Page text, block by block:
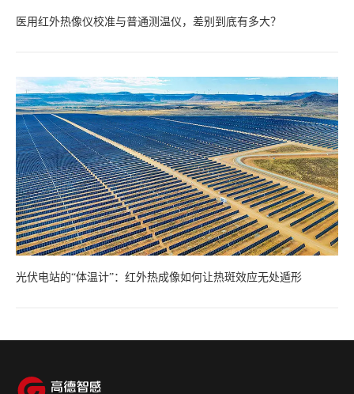
医用红外热像仪校准与普通测温仪，差别到底有多大？
光伏电站的“体温计”：红外热成像如何让热斑效应无处遁形